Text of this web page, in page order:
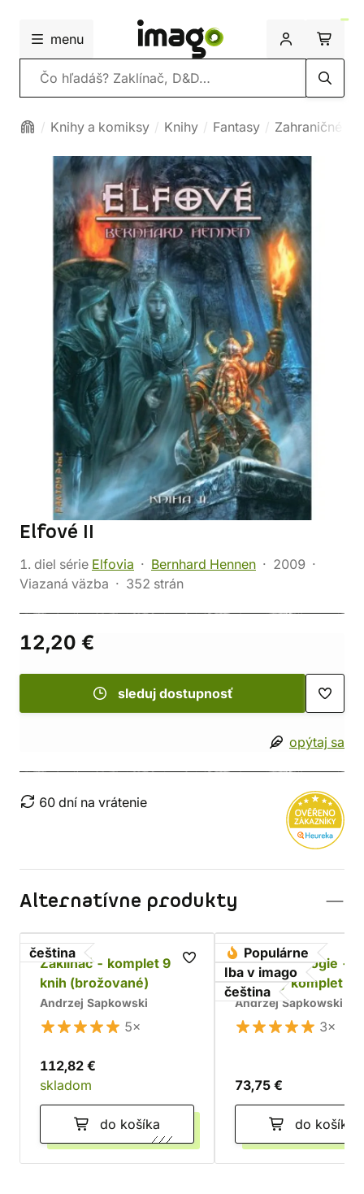
menu
Vyhľadávanie
Knihy a komiksy Knihy Fantasy Zahraničné
Elfové II
1. diel série Elfovia Bernhard Hennen
2009
Viazaná väzba
352 strán
12,20 €
sleduj dostupnosť
opýtaj sa
60 dní na vrátenie
Alternatívne produkty
čeština
Zaklínač - komplet 9
knih (brožované)
Andrzej Sapkowski
5×
112,82 €
skladom
do košíka
Populárne
Iba v imago
čeština
Husitská trilogie -
dárkový komplet
Andrzej Sapkowski
3×
73,75 €
do košíka